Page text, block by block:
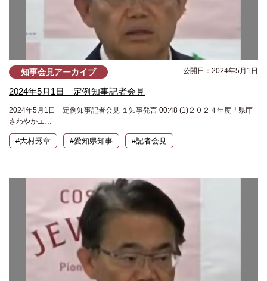
知事会見アーカイブ 公開日：2024年5月1日
2024年5月1日 定例知事記者会見
2024年5月1日 定例知事記者会見 １知事発言 00:48 (1)２０２４年度「県庁
さわやかエ…
#大村秀章 #愛知県知事 #記者会見